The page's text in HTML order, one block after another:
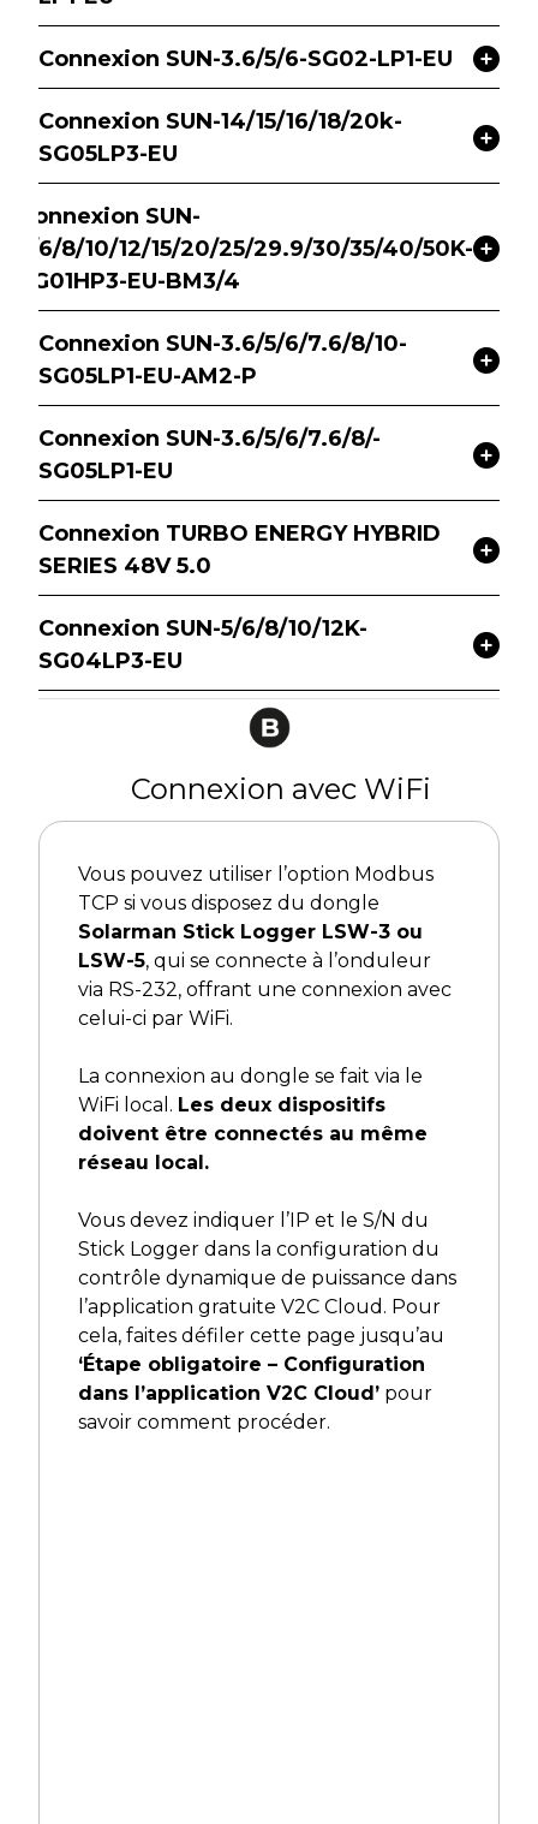
Connexion SUN-3.6/5/6-SG02-LP1-EU
Connexion SUN-14/15/16/18/20k-
SG05LP3-EU
Connexion SUN-
5/6/8/10/12/15/20/25/29.9/30/35/40/50K-
SG01HP3-EU-BM3/4
Connexion SUN-3.6/5/6/7.6/8/10-
SG05LP1-EU-AM2-P
Connexion SUN-3.6/5/6/7.6/8/-
SG05LP1-EU
Connexion TURBO ENERGY HYBRID
SERIES 48V 5.0
Connexion SUN-5/6/8/10/12K-
SG04LP3-EU
Connexion avec WiFi
Vous pouvez utiliser l’option Modbus
TCP si vous disposez du dongle
Solarman Stick Logger LSW-3 ou
LSW-5, qui se connecte à l’onduleur
via RS-232, offrant une connexion avec
celui-ci par WiFi.
La connexion au dongle se fait via le
WiFi local. Les deux dispositifs
doivent être connectés au même
réseau local.
Vous devez indiquer l’IP et le S/N du
Stick Logger dans la configuration du
contrôle dynamique de puissance dans
l’application gratuite V2C Cloud. Pour
cela, faites défiler cette page jusqu’au
‘Étape obligatoire – Configuration
dans l’application V2C Cloud’ pour
savoir comment procéder.